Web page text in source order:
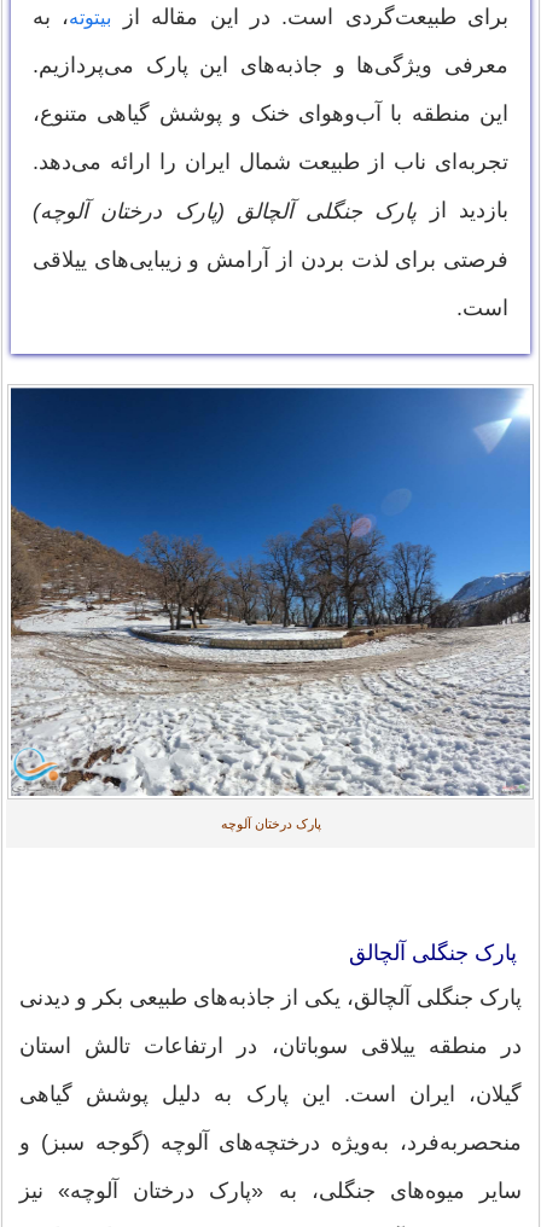
برای طبیعت‌گردی است. در این مقاله از
بیتوته، به
معرفی ویژگی‌ها و جاذبه‌های این پارک می‌پردازیم.
این منطقه با آب‌وهوای خنک و پوشش گیاهی متنوع،
تجربه‌ای ناب از طبیعت شمال ایران را ارائه می‌دهد.
بازدید از پارک جنگلی آلچالق (پارک درختان آلوچه)
فرصتی برای لذت بردن از آرامش و زیبایی‌های ییلاقی
است.
پارک درختان آلوچه
پارک جنگلی آلچالق
پارک جنگلی آلچالق، یکی از جاذبه‌های طبیعی بکر و دیدنی
در منطقه ییلاقی سوباتان، در ارتفاعات تالش استان
گیلان، ایران است. این پارک به دلیل پوشش گیاهی
منحصربه‌فرد، به‌ویژه درختچه‌های آلوچه (گوجه سبز) و
سایر میوه‌های جنگلی، به «پارک درختان آلوچه» نیز